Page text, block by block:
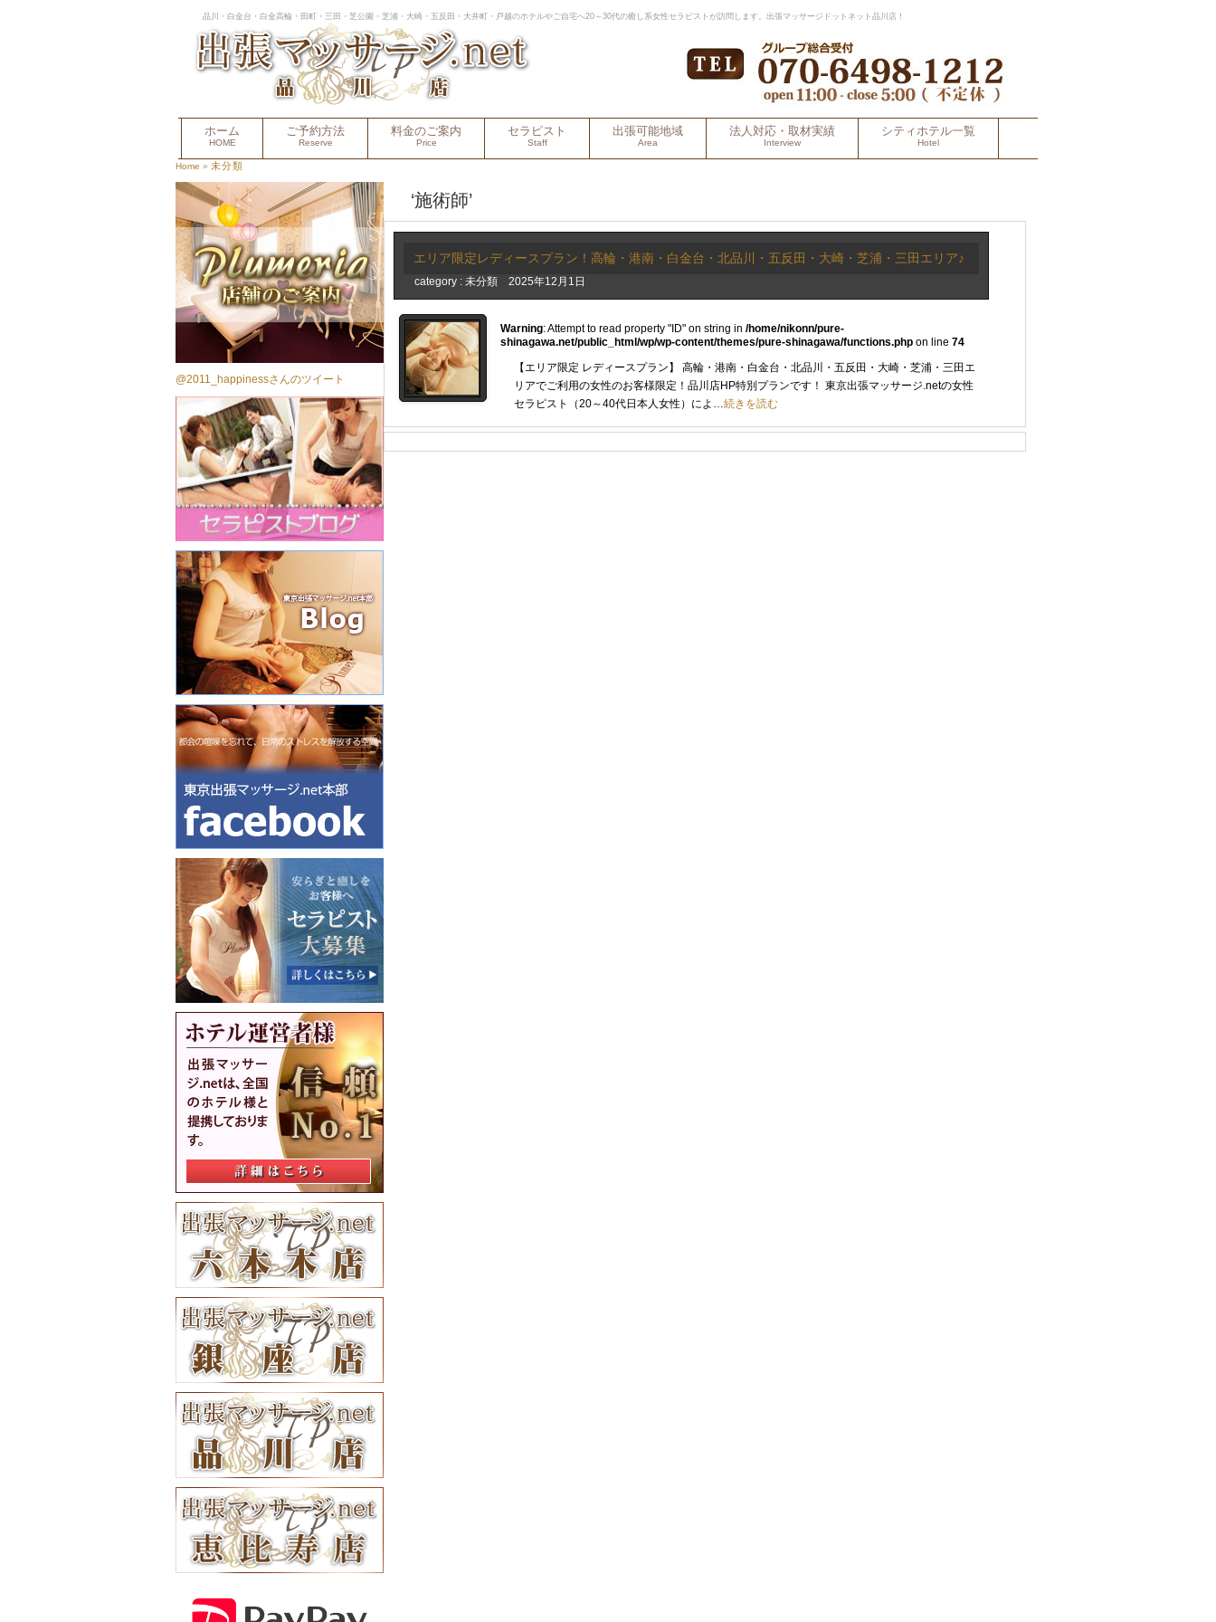
品川・白金台・白金高輪・田町・三田・芝公園・芝浦・大崎・五反田・大井町・戸越のホテルやご自宅へ20～30代の癒し系女性セラピストが訪問します。出張マッサージドットネット品川店！
ホーム
HOME
ご予約方法
Reserve
料金のご案内
Price
セラピスト
Staff
出張可能地域
Area
法人対応・取材実績
Interview
シティホテル一覧
Hotel
Home » 未分類
‘施術師’
エリア限定レディースプラン！高輪・港南・白金台・北品川・五反田・大崎・芝浦・三田エリア♪
category : 未分類 2025年12月1日
Warning: Attempt to read property "ID" on string in /home/nikonn/pure-
shinagawa.net/public_html/wp/wp-content/themes/pure-shinagawa/functions.php on line 74
【エリア限定 レディースプラン】 高輪・港南・白金台・北品川・五反田・大崎・芝浦・三田エ
リアでご利用の女性のお客様限定！品川店HP特別プランです！ 東京出張マッサージ.netの女性
セラピスト（20～40代日本人女性）によ…続きを読む
@2011_happinessさんのツイート